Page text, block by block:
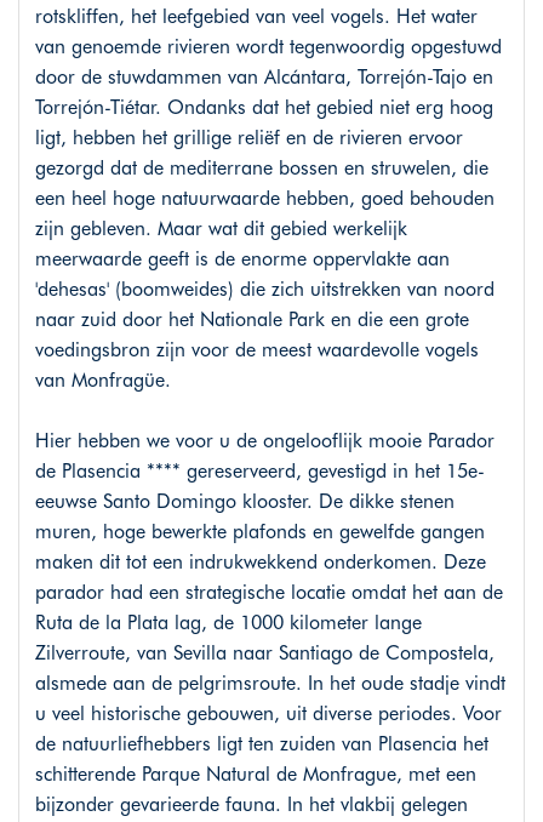
rotskliffen, het leefgebied van veel vogels. Het water
van genoemde rivieren wordt tegenwoordig opgestuwd
door de stuwdammen van Alcántara, Torrejón-Tajo en
Torrejón-Tiétar. Ondanks dat het gebied niet erg hoog
ligt, hebben het grillige reliëf en de rivieren ervoor
gezorgd dat de mediterrane bossen en struwelen, die
een heel hoge natuurwaarde hebben, goed behouden
zijn gebleven. Maar wat dit gebied werkelijk
meerwaarde geeft is de enorme oppervlakte aan
'dehesas' (boomweides) die zich uitstrekken van noord
naar zuid door het Nationale Park en die een grote
voedingsbron zijn voor de meest waardevolle vogels
van Monfragüe.
Hier hebben we voor u de ongelooflijk mooie Parador
de Plasencia **** gereserveerd, gevestigd in het 15e-
eeuwse Santo Domingo klooster. De dikke stenen
muren, hoge bewerkte plafonds en gewelfde gangen
maken dit tot een indrukwekkend onderkomen. Deze
parador had een strategische locatie omdat het aan de
Ruta de la Plata lag, de 1000 kilometer lange
Zilverroute, van Sevilla naar Santiago de Compostela,
alsmede aan de pelgrimsroute. In het oude stadje vindt
u veel historische gebouwen, uit diverse periodes. Voor
de natuurliefhebbers ligt ten zuiden van Plasencia het
schitterende Parque Natural de Monfrague, met een
bijzonder gevarieerde fauna. In het vlakbij gelegen